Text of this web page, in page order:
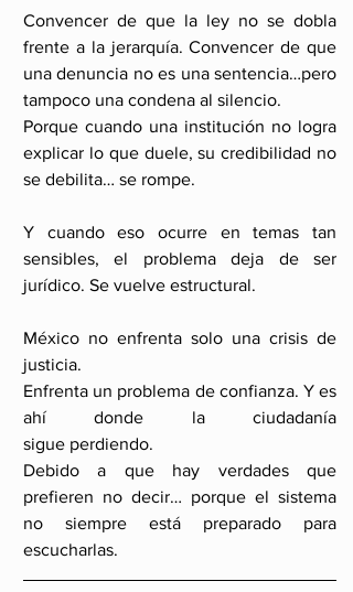
Convencer de que la ley no se dobla
frente a la jerarquía. Convencer de que
una denuncia no es una sentencia…pero
tampoco una condena al silencio.
Porque cuando una institución no logra
explicar lo que duele, su credibilidad no
se debilita… se rompe.
Y cuando eso ocurre en temas tan
sensibles, el problema deja de ser
jurídico. Se vuelve estructural.
México no enfrenta solo una crisis de
justicia.
Enfrenta un problema de confianza. Y es
ahí donde la ciudadanía
sigue perdiendo.
Debido a que hay verdades que
prefieren no decir… porque el sistema
no siempre está preparado para
escucharlas.